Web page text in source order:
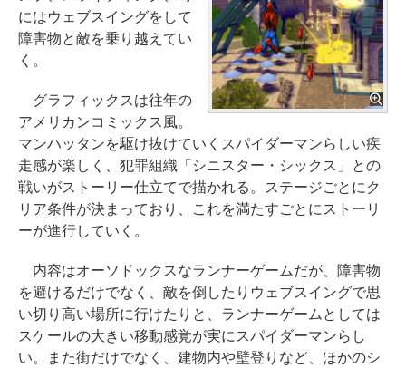
にはウェブスイングをして
障害物と敵を乗り越えてい
く。
グラフィックスは往年の
アメリカンコミックス風。
マンハッタンを駆け抜けていくスパイダーマンらしい疾
走感が楽しく、犯罪組織「シニスター・シックス」との
戦いがストーリー仕立てで描かれる。ステージごとにク
リア条件が決まっており、これを満たすごとにストーリ
ーが進行していく。
内容はオーソドックスなランナーゲームだが、障害物
を避けるだけでなく、敵を倒したりウェブスイングで思
い切り高い場所に行けたりと、ランナーゲームとしては
スケールの大きい移動感覚が実にスパイダーマンらし
い。また街だけでなく、建物内や壁登りなど、ほかのシ